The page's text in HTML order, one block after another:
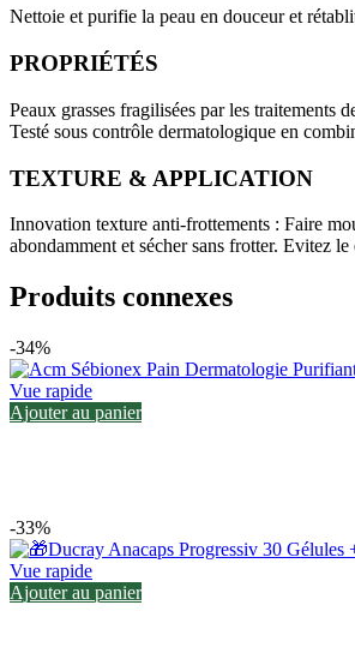
Nettoie et purifie la peau en douceur et
PROPRIÉTÉS
Peaux grasses fragilisées par les traitements
Testé sous contrôle dermatologique en
TEXTURE & APPLICATION
Innovation texture anti-frottements : Faire
abondamment et sécher sans frotter. Evitez
Produits connexes
-34%
Vue rapide
Ajouter au panier
-33%
Vue rapide
Ajouter au panier